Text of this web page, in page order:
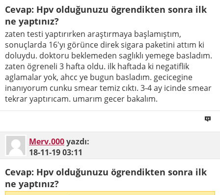
Cevap: Hpv olduğunuzu ögrendikten sonra ilk
ne yaptınız?
zaten testi yaptırırken araştırmaya başlamıştım,
sonuçlarda 16'yı görünce direk sigara paketini attım ki
doluydu. doktoru beklemeden saglıklı yemege basladım.
zaten ögreneli 3 hafta oldu. ilk haftada ki negatiflik
aglamalar yok, ahcc ye bugun basladım. gecicegine
inanıyorum cunku smear temiz cıktı. 3-4 ay icinde smear
tekrar yaptırıcam. umarım gecer bakalım.
Merv.000yazdı:
18-11-1903:11
Cevap: Hpv olduğunuzu ögrendikten sonra ilk
ne yaptınız?